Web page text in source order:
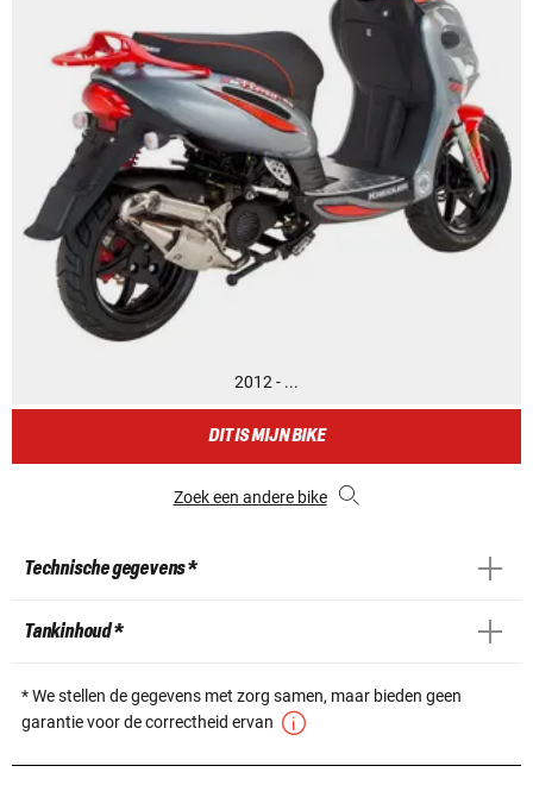
2012 - ...
DIT IS MIJN BIKE
Zoek een andere bike
Technische gegevens *
Tankinhoud *
* We stellen de gegevens met zorg samen, maar bieden geen
garantie voor de correctheid ervan